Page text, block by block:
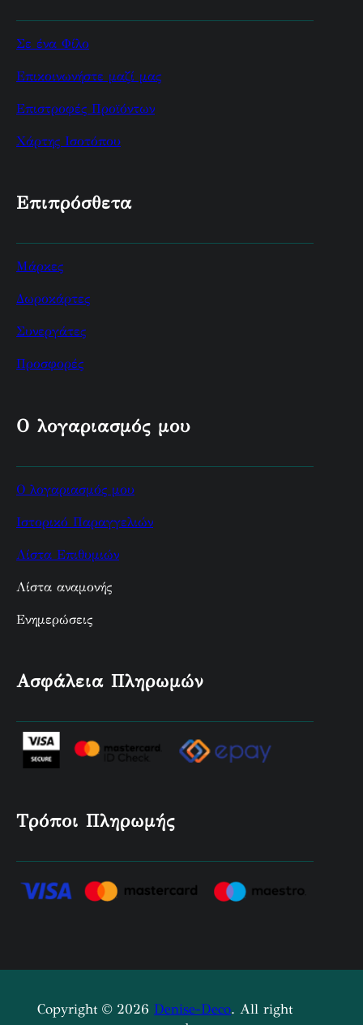
Σε ένα Φίλο
Επικοινωνήστε μαζί μας
Επιστροφές Προϊόντων
Χάρτης Ισοτόπου
Επιπρόσθετα
Μάρκες
Δωροκάρτες
Συνεργάτες
Προσφορές
Ο λογαριασμός μου
Ο λογαριασμός μου
Ιστορικό Παραγγελιών
Λίστα Επιθυμιών
Λίστα αναμονής
Ενημερώσεις
Ασφάλεια Πληρωμών
Τρόποι Πληρωμής
Copyright © 2026 Denise-Deco. All right